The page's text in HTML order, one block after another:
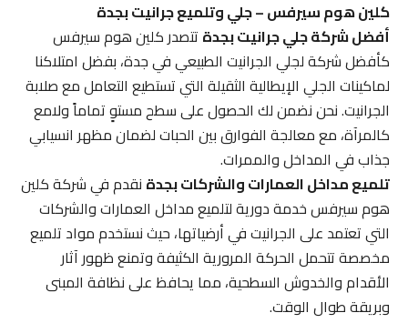
كلين هوم سيرفس – جلي وتلميع جرانيت بجدة
أفضل شركة جلي جرانيت بجدةتتصدر كلين هوم سيرفس
كأفضل شركة لجلي الجرانيت الطبيعي في جدة، بفضل امتلاكنا
لماكينات الجلي الإيطالية الثقيلة التي تستطيع التعامل مع صلابة
الجرانيت. نحن نضمن لك الحصول على سطح مستوٍ تماماً ولامع
كالمرآة، مع معالجة الفوارق بين الحبات لضمان مظهر انسيابي
جذاب في المداخل والممرات.
تلميع مداخل العمارات والشركات بجدةنقدم في شركة كلين
هوم سيرفس خدمة دورية لتلميع مداخل العمارات والشركات
التي تعتمد على الجرانيت في أرضياتها، حيث نستخدم مواد تلميع
مخصصة تتحمل الحركة المرورية الكثيفة وتمنع ظهور آثار
الأقدام والخدوش السطحية، مما يحافظ على نظافة المبنى
وبريقة طوال الوقت.